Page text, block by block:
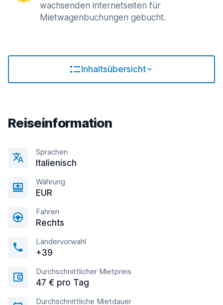
wachsenden internetseiten für
Mietwagenbuchungen gebucht.
Inhaltsübersicht
Reiseinformation
Sprachen
Italienisch
Währung
EUR
Fahren
Rechts
Ländervorwahl
+39
Durchschnittlicher Mietpreis
47 € pro Tag
Durchschnittliche Mietdauer